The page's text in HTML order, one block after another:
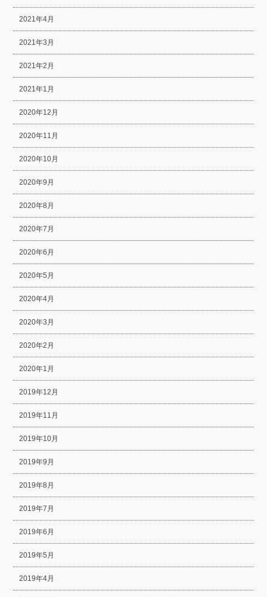
2021年4月
2021年3月
2021年2月
2021年1月
2020年12月
2020年11月
2020年10月
2020年9月
2020年8月
2020年7月
2020年6月
2020年5月
2020年4月
2020年3月
2020年2月
2020年1月
2019年12月
2019年11月
2019年10月
2019年9月
2019年8月
2019年7月
2019年6月
2019年5月
2019年4月